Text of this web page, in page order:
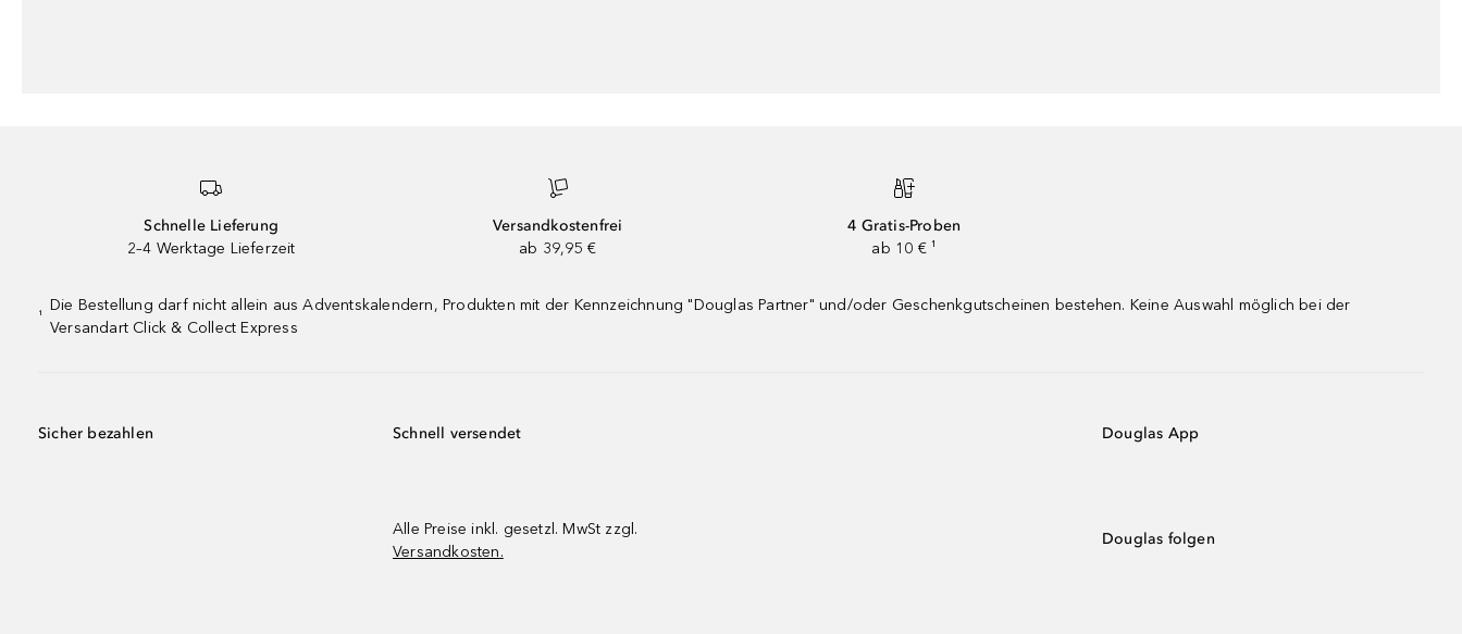
Schnelle Lieferung
2–4 Werktage Lieferzeit
Versandkostenfrei
ab 39,95 €
4 Gratis-Proben
ab 10 € ¹
¹
Die Bestellung darf nicht allein aus Adventskalendern, Produkten mit der Kennzeichnung "Douglas Partner" und/oder Geschenkgutscheinen bestehen. Keine Auswahl möglich bei der
Versandart Click & Collect Express
Sicher bezahlen Schnell versendet
Alle Preise inkl. gesetzl. MwSt zzgl.
Versandkosten.
Douglas App
Douglas folgen